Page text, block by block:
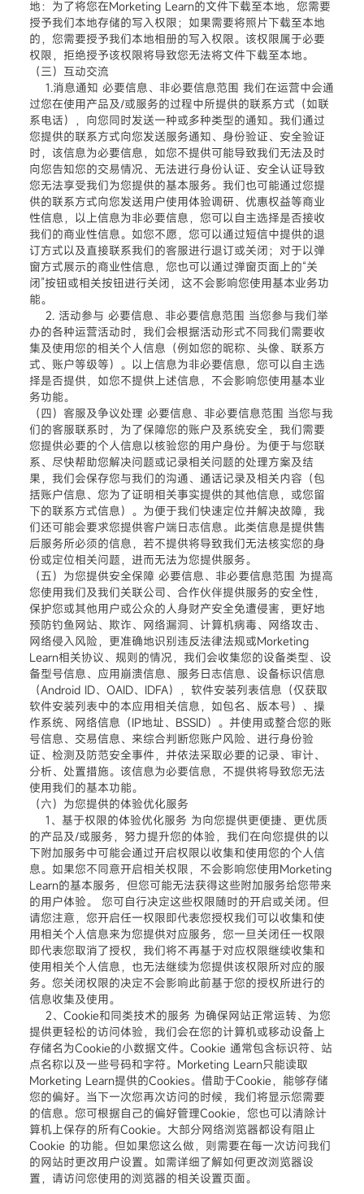
地：为了将您在Morketing Learn的文件下载至本地，您需要
授予我们本地存储的写入权限；如果需要将照片下载至本地
的，您需要授予我们本地相册的写入权限。该权限属于必要
权限，拒绝授予该权限将导致您无法将文件下载至本地。
（三）互动交流
1.消息通知 必要信息、非必要信息范围 我们在运营中会通
过您在使用产品及/或服务的过程中所提供的联系方式（如联
系电话），向您同时发送一种或多种类型的通知。我们通过
您提供的联系方式向您发送服务通知、身份验证、安全验证
时，该信息为必要信息，如您不提供可能导致我们无法及时
向您告知您的交易情况、无法进行身份认证、安全认证导致
您无法享受我们为您提供的基本服务。我们也可能通过您提
供的联系方式向您发送用户使用体验调研、优惠权益等商业
性信息，以上信息为非必要信息，您可以自主选择是否接收
我们的商业性信息。如您不愿，您可以通过短信中提供的退
订方式以及直接联系我们的客服进行退订或关闭；对于以弹
窗方式展示的商业性信息，您也可以通过弹窗页面上的“关
闭”按钮或相关按钮进行关闭，这不会影响您使用基本业务功
能。
2. 活动参与 必要信息、非必要信息范围 当您参与我们举
办的各种运营活动时，我们会根据活动形式不同我们需要收
集及使用您的相关个人信息（例如您的昵称、头像、联系方
式、账户等级等）。以上信息为非必要信息，您可以自主选
择是否提供，如您不提供上述信息，不会影响您使用基本业
务功能。
（四）客服及争议处理 必要信息、非必要信息范围 当您与我
们的客服联系时，为了保障您的账户及系统安全，我们需要
您提供必要的个人信息以核验您的用户身份。为便于与您联
系、尽快帮助您解决问题或记录相关问题的处理方案及结
果，我们会保存您与我们的沟通、通话记录及相关内容（包
括账户信息、您为了证明相关事实提供的其他信息，或您留
下的联系方式信息）。为便于我们快速定位并解决故障，我
们还可能会要求您提供客户端日志信息。此类信息是提供售
后服务所必须的信息，若不提供将导致我们无法核实您的身
份或定位相关问题，进而无法为您提供服务。
（五）为您提供安全保障 必要信息、非必要信息范围 为提高
您使用我们及我们关联公司、合作伙伴提供服务的安全性，
保护您或其他用户或公众的人身财产安全免遭侵害，更好地
预防钓鱼网站、欺诈、网络漏洞、计算机病毒、网络攻击、
网络侵入风险，更准确地识别违反法律法规或Morketing
Learn相关协议、规则的情况，我们会收集您的设备类型、设
备型号信息、应用崩溃信息、服务日志信息、设备标识信息
（Android ID、OAID、IDFA），软件安装列表信息（仅获取
软件安装列表中的本应用相关信息，如包名、版本号）、操
作系统、网络信息（IP地址、BSSID）。并使用或整合您的账
号信息、交易信息、来综合判断您账户风险、进行身份验
证、检测及防范安全事件，并依法采取必要的记录、审计、
分析、处置措施。该信息为必要信息，不提供将导致您无法
使用我们的基本功能。
（六）为您提供的体验优化服务
1、基于权限的体验优化服务 为向您提供更便捷、更优质
的产品及/或服务，努力提升您的体验，我们在向您提供的以
下附加服务中可能会通过开启权限以收集和使用您的个人信
息。如果您不同意开启相关权限，不会影响您使用Morketing
Learn的基本服务，但您可能无法获得这些附加服务给您带来
的用户体验。 您可自行决定这些权限随时的开启或关闭。但
请您注意，您开启任一权限即代表您授权我们可以收集和使
用相关个人信息来为您提供对应服务，您一旦关闭任一权限
即代表您取消了授权，我们将不再基于对应权限继续收集和
使用相关个人信息，也无法继续为您提供该权限所对应的服
务。您关闭权限的决定不会影响此前基于您的授权所进行的
信息收集及使用。
2、Cookie和同类技术的服务 为确保网站正常运转、为您
提供更轻松的访问体验，我们会在您的计算机或移动设备上
存储名为Cookie的小数据文件。Cookie 通常包含标识符、站
点名称以及一些号码和字符。Morketing Learn只能读取
Morketing Learn提供的Cookies。借助于Cookie，能够存储
您的偏好。当下一次您再次访问的时候，我们将显示您需要
的信息。您可根据自己的偏好管理Cookie，您也可以清除计
算机上保存的所有Cookie。大部分网络浏览器都设有阻止
Cookie 的功能。但如果您这么做，则需要在每一次访问我们
的网站时更改用户设置。如需详细了解如何更改浏览器设
置，请访问您使用的浏览器的相关设置页面。